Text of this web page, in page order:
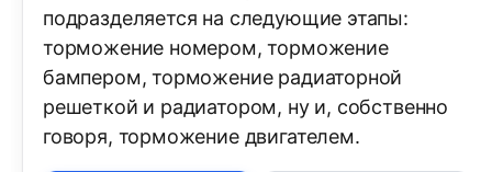
подразделяется на следующие этапы:
торможение номером, торможение
бампером, торможение радиаторной
решеткой и радиатором, ну и, собственно
говоря, торможение двигателем.